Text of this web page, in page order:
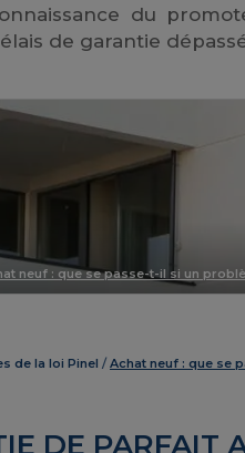
du
de garantie
neuf : que se passe-t-il si un
de la loi Pinel Achat neuf : que se
DE PARFAIT